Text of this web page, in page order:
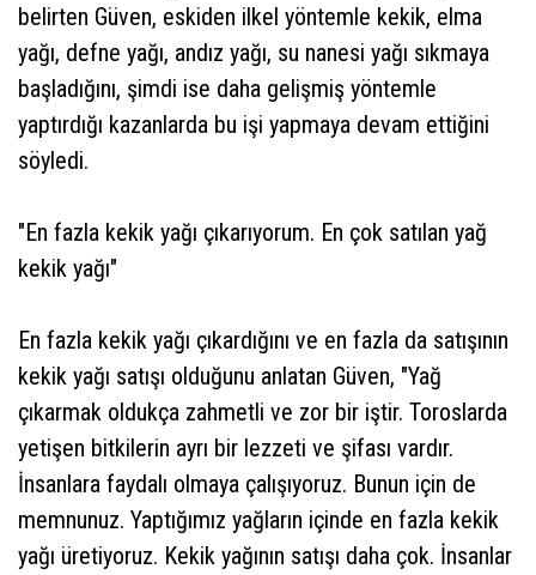
belirten Güven, eskiden ilkel yöntemle kekik, elma
yağı, defne yağı, andız yağı, su nanesi yağı sıkmaya
başladığını, şimdi ise daha gelişmiş yöntemle
yaptırdığı kazanlarda bu işi yapmaya devam ettiğini
söyledi.
"En fazla kekik yağı çıkarıyorum. En çok satılan yağ
kekik yağı"
En fazla kekik yağı çıkardığını ve en fazla da satışının
kekik yağı satışı olduğunu anlatan Güven, "Yağ
çıkarmak oldukça zahmetli ve zor bir iştir. Toroslarda
yetişen bitkilerin ayrı bir lezzeti ve şifası vardır.
İnsanlara faydalı olmaya çalışıyoruz. Bunun için de
memnunuz. Yaptığımız yağların içinde en fazla kekik
yağı üretiyoruz. Kekik yağının satışı daha çok. İnsanlar